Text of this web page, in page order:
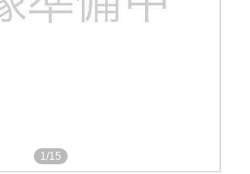
1/15